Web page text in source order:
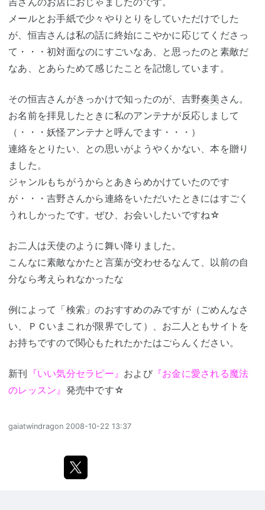
メールとお手紙で少々やりとりをしていただけでした
が、恒吉さんは私の話に終始にこやかに応じてくださっ
て・・・初対面なのにすごいなあ、と思ったのと素敵だ
なあ、とあらためて感じたことを記憶しています。
その恒吉さんがきっかけで知ったのが、吉野奏美 さん。
お名前を拝見したときに私のアンテナが反応しまして
（・・・妖怪アンテナと呼んでます・・・）
連絡をとりたい、との思いがようやくかない、本を贈り
ました。
ジャンルもちがうからとあきらめかけていたのです
が・・・吉野さんから連絡をいただいたときにはすごく
うれしかったです。ぜひ、お会いしたいですね☆
お二人は天使のように舞い降りました。
こんなに素敵なかたと言葉が交わせるなんて、以前の自
分なら考えられなかったな
例によって「検索」のおすすめのみですが（ごめんなさ
い、ＰＣいまこれが限界でして）、お二人ともサイトを
お持ちですので関心もたれたかたはごらんください。
新刊 『いい気分セラピー』 および『お金に愛される魔法
のレッスン』 発売中です☆
gaiatwindragon 2008-10-22 13:37